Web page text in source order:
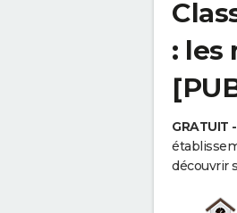
: les
découvrir